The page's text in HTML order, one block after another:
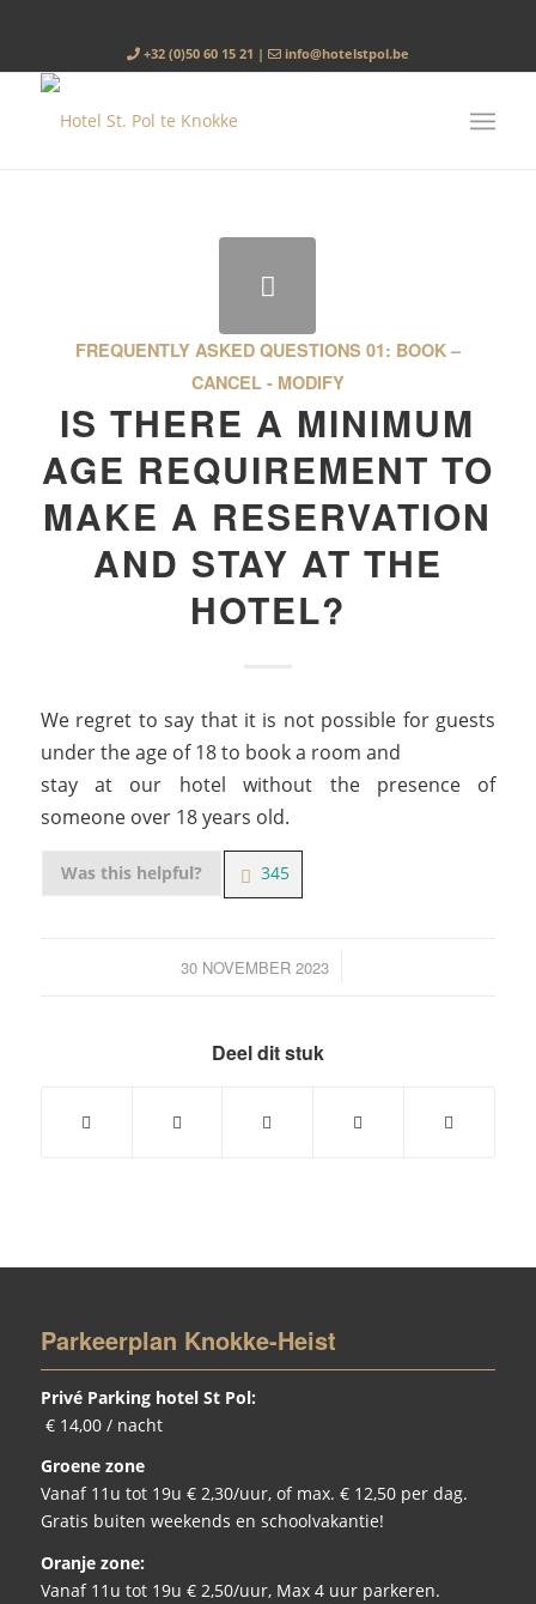
+32 (0)50 60 15 21 | info@hotelstpol.be
FREQUENTLY ASKED QUESTIONS 01: BOOK –
CANCEL - MODIFY
IS THERE A MINIMUM
AGE REQUIREMENT TO
MAKE A RESERVATION
AND STAY AT THE
HOTEL?
We regret to say that it is not possible for guests
under the age of 18 to book a room and
stay at our hotel without the presence of
someone over 18 years old.
Was this helpful? 345
30 NOVEMBER 2023
/
Deel dit stuk
Parkeerplan Knokke-Heist
Privé Parking hotel St Pol:
€ 14,00 / nacht
Groene zone
Vanaf 11u tot 19u € 2,30/uur, of max. € 12,50 per dag.
Gratis buiten weekends en schoolvakantie!
Oranje zone:
Vanaf 11u tot 19u € 2,50/uur, Max 4 uur parkeren.